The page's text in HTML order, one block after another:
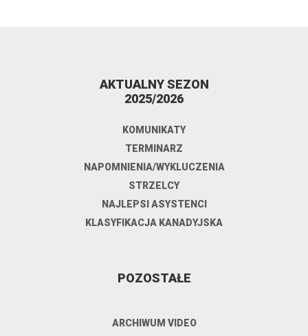
AKTUALNY SEZON
2025/2026
KOMUNIKATY
TERMINARZ
NAPOMNIENIA/WYKLUCZENIA
STRZELCY
NAJLEPSI ASYSTENCI
KLASYFIKACJA KANADYJSKA
POZOSTAŁE
ARCHIWUM VIDEO